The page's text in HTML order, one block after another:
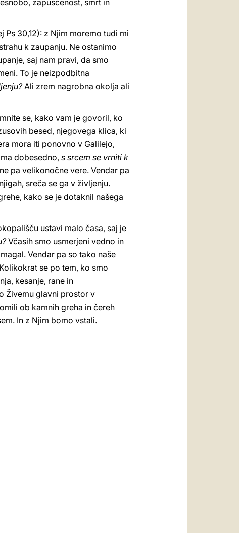
zapuščenost, smrt in
30,12): z Njim moremo tudi mi
k zaupanju. Ne ostanimo
saj nam pravi, da smo
To je neizpodbitna
Ali zrem nagrobna okolja ali
se, kako vam je govoril, ko
besed, njegovega klica, ki
mora iti ponovno v Galilejo,
dobesedno, s srcem se vrniti k
pa velikonočne vere. Vendar pa
sreča se ga v življenju.
kako se je dotaknil našega
ustavi malo časa, saj je
Včasih smo usmerjeni vedno in
Vendar pa so tako naše
se po tem, ko smo
kesanje, rane in
Živemu glavni prostor v
ob kamnih greha in čereh
In z Njim bomo vstali.